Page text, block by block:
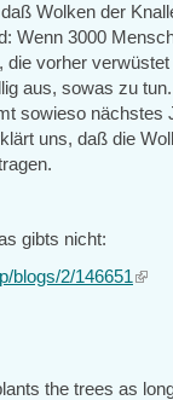
Wolken der
Wenn 3000
die vorher
aus, sowas zu
sowieso nächstes
uns, daß die
gibts nicht:
blogs/2/146651(link
the trees as